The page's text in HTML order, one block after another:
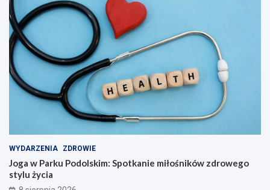
WYDARZENIA ZDROWIE
Joga w Parku Podolskim: Spotkanie miłośników zdrowego
stylu życia